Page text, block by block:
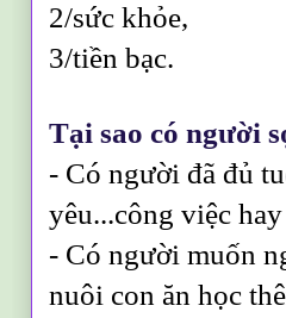
2/sức khỏe,
3/tiền bạc.
Tại sao có người
- Có người đã đủ
yêu...công việc
- Có người muốn
nuôi con ăn học